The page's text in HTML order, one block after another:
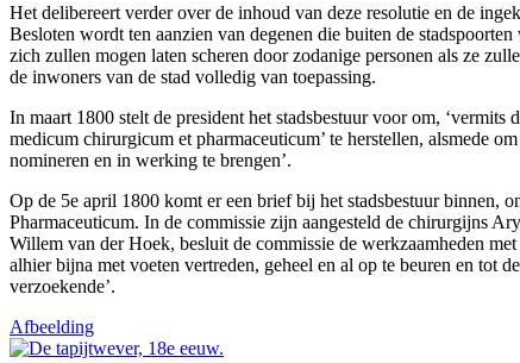
Het delibereert verder over de inhoud van deze resolutie en de
Besloten wordt ten aanzien van degenen die buiten de
zich zullen mogen laten scheren door zodanige personen als ze
de inwoners van de stad volledig van toepassing.
In maart 1800 stelt de president het stadsbestuur voor om,
medicum chirurgicum et pharmaceuticum’ te herstellen, alsmede
nomineren en in werking te brengen’.
Op de 5e april 1800 komt er een brief bij het stadsbestuur binnen,
Pharmaceuticum. In de commissie zijn aangesteld de chirurgijns
Willem van der Hoek, besluit de commissie de werkzaamheden
alhier bijna met voeten vertreden, geheel en al op te beuren en tot
verzoekende’.
Afbeelding